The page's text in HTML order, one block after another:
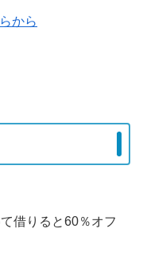
から
借りると60％オフ